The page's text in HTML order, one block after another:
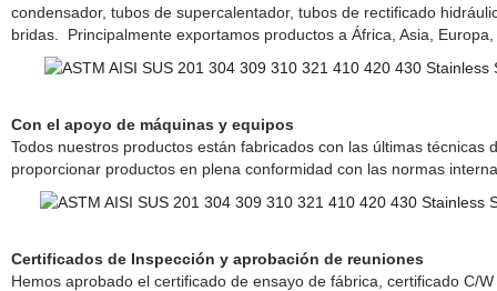
condensador, tubos de supercalentador, tubos de rectificado
bridas. Principalmente exportamos productos a África, Asia,
Con el apoyo de máquinas y equipos
Todos nuestros productos están fabricados con las últimas
proporcionar productos en plena conformidad con las normas
Certificados de Inspección y aprobación de reuniones
Hemos aprobado el certificado de ensayo de fábrica, certificado C/